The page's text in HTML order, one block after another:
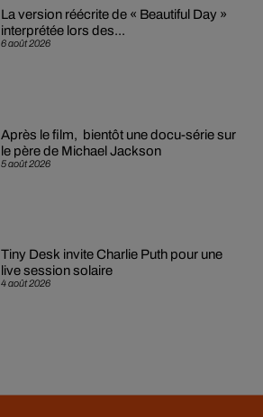
6 août 2026
La version réécrite de « Beautiful Day »
interprétée lors des...
5 août 2026
Après le film, bientôt une docu-série sur
le père de Michael Jackson
4 août 2026
Tiny Desk invite Charlie Puth pour une
live session solaire